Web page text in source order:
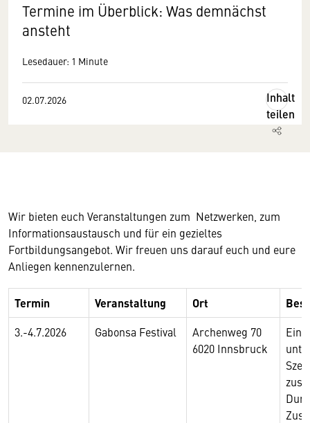
Termine im Überblick: Was demnächst
ansteht
Lesedauer: 1 Minute
02.07.2026
Inhalt
teilen
Wir bieten euch Veranstaltungen zum Netzwerken, zum
Informationsaustausch und für ein gezieltes
Fortbildungsangebot. Wir freuen uns darauf euch und eure
Anliegen kennenzulernen.
Termin Veranstaltung Ort
3.-4.7.2026 Gabonsa Festival
Archenweg 70
6020 Innsbruck
Ein